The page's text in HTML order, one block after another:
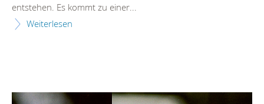
entstehen. Es kommt zu einer...
Weiterlesen